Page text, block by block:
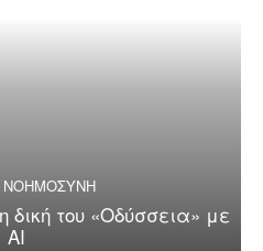
ΝΟΗΜΟΣΥΝΗ
του «Οδύσσεια» με
AI